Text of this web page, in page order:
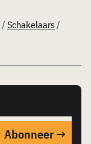
/ Schakelaars/